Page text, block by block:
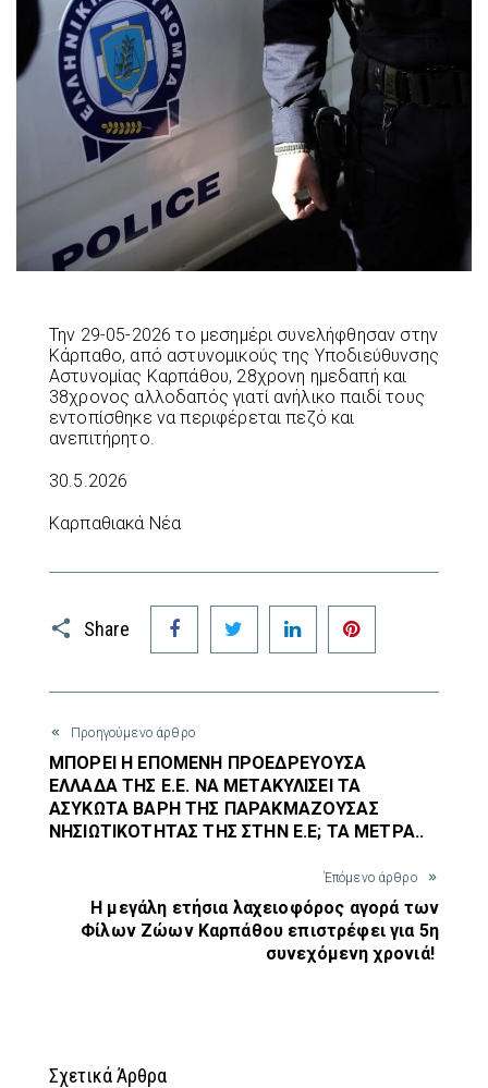
Την 29-05-2026 το μεσημέρι συνελήφθησαν στην
Κάρπαθο, από αστυνομικούς της Υποδιεύθυνσης
Αστυνομίας Καρπάθου, 28χρονη ημεδαπή και
38χρονος αλλοδαπός γιατί ανήλικο παιδί τους
εντοπίσθηκε να περιφέρεται πεζό και
ανεπιτήρητο.
30.5.2026
Καρπαθιακά Νέα
Share
Facebook Twitter LinkedIn
Προηγούμενο άρθρο
ΜΠΟΡΕΙ Η ΕΠΟΜΕΝΗ ΠΡΟΕΔΡΕΥΟΥΣΑ
ΕΛΛΑΔΑ ΤΗΣ Ε.Ε. ΝΑ ΜΕΤΑΚΥΛΙΣΕΙ ΤΑ
ΑΣΥΚΩΤΑ ΒΑΡΗ ΤΗΣ ΠΑΡΑΚΜΑΖΟΥΣΑΣ
ΝΗΣΙΩΤΙΚΟΤΗΤΑΣ ΤΗΣ ΣΤΗΝ Ε.Ε; ΤΑ ΜΕΤΡΑ..
Έπόμενο άρθρο
Η μεγάλη ετήσια λαχειοφόρος αγορά των
Φίλων Ζώων Καρπάθου επιστρέφει για 5η
συνεχόμενη χρονιά!
Σχετικά Άρθρα